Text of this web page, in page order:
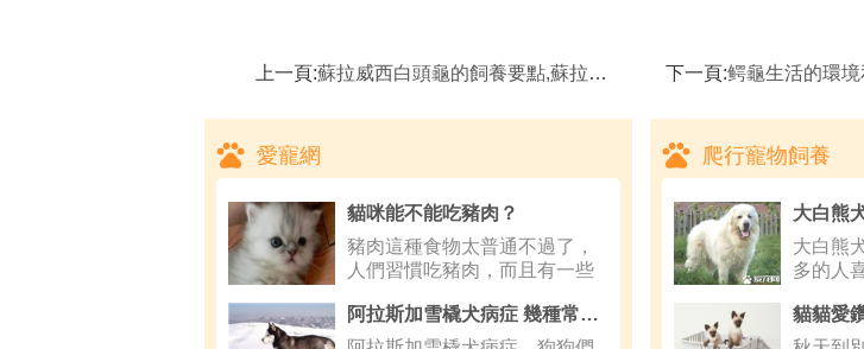
上一頁:蘇拉威西白頭龜的飼養要點,蘇拉威西白頭龜的品種簡介 下一頁:鳄龜生活的環境
愛寵網
貓咪能不能吃豬肉？
豬肉這種食物太普通不過了，
人們習慣吃豬肉，而且有一些
阿拉斯加雪橇犬病症 幾種常見的狗狗病症
爬行寵物飼養
大白熊
多的人